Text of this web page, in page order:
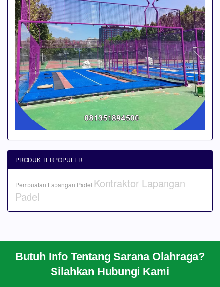
Butuh Info Tentang Sarana Olahraga?
Silahkan Hubungi Kami
PRODUK TERPOPULER
Pembuatan Lapangan Padel Kontraktor Lapangan
Padel